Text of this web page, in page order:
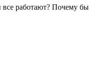
все работают? Почему бы